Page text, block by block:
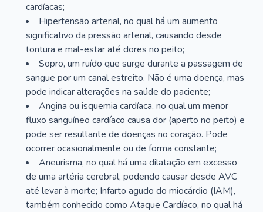
cardíacas;
Hipertensão arterial, no qual há um aumento
significativo da pressão arterial, causando desde
tontura e mal-estar até dores no peito;
Sopro, um ruído que surge durante a passagem de
sangue por um canal estreito. Não é uma doença, mas
pode indicar alterações na saúde do paciente;
Angina ou isquemia cardíaca, no qual um menor
fluxo sanguíneo cardíaco causa dor (aperto no peito) e
pode ser resultante de doenças no coração. Pode
ocorrer ocasionalmente ou de forma constante;
Aneurisma, no qual há uma dilatação em excesso
de uma artéria cerebral, podendo causar desde AVC
até levar à morte; Infarto agudo do miocárdio (IAM),
também conhecido como Ataque Cardíaco, no qual há